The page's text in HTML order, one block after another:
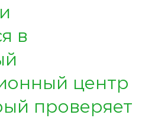
в
центр
проверяет